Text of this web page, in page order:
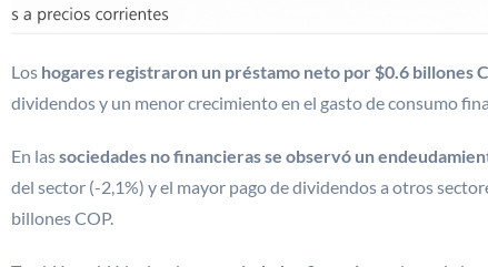
Los hogares registraron un préstamo neto por $0.6 billones
dividendos y un menor crecimiento en el gasto de consumo
En lassociedades no financieras se observó un
del sector (-2,1%) y el mayor pago de dividendos a otros
billones COP.